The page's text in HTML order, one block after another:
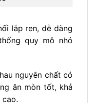
lắp ren, dễ dàng
quy mô nhỏ
nguyên chất có
ăn mòn tốt, khả
cao.